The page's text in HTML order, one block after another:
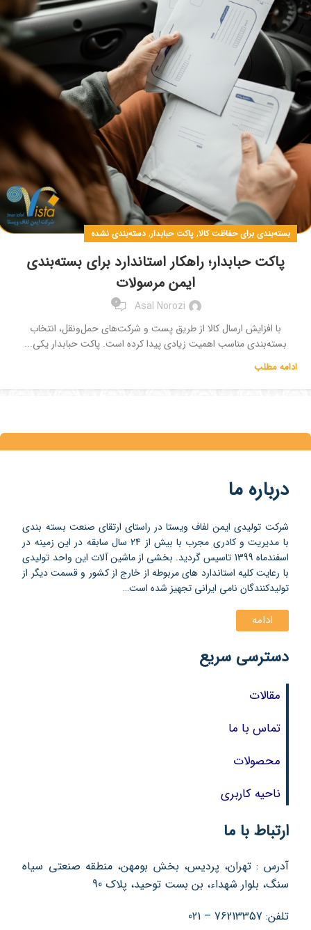
بسته‌بندی برای حفاظت کالا, پاکت حبابدار, دسته‌بندی نشده
پاکت حبابدار؛ راهکار استاندارد برای بسته‌بندی
ایمن مرسولات
Asal Norozi
0
با افزایش ارسال کالا از طریق پست و شرکت‌های حمل‌ونقل، انتخاب
بسته‌بندی مناسب اهمیت زیادی پیدا کرده است. پاکت حبابدار یکی...
ادامه مطلب
درباره ما
شرکت تولیدی ایمن لفاف ویستا در راستای ارتقای صنعت بسته بندی
با مدیریت و کادری مجرب با بیش از 24 سال سابقه در این زمینه در
اسفندماه 1399 تاسیس گردید. بخشی از ماشین آلات این واحد تولیدی
با رعایت کلیه استاندارد های مربوطه از خارج از کشور و قسمت دیگر از
تولیدکنندگان نامی ایرانی تجهیز شده است…
ادامه
دسترسی سریع
مقالات
تماس با ما
محصولات
ناحیه کاربری
ارتباط با ما
آدرس : تهران، پردیس، بخش بومهن، منطقه صنعتی سیاه
سنگ، بلوار شهداء، بن بست توحید، پلاک 90
تلفن: 76213357 – 021